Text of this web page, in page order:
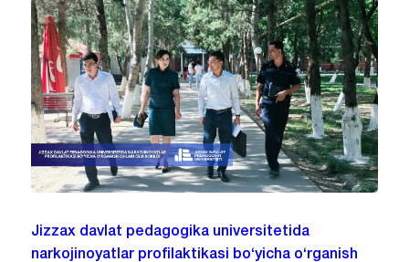
Jizzax davlat pedagogika universitetida
narkojinoyatlar profilaktikasi bo‘yicha o‘rganish